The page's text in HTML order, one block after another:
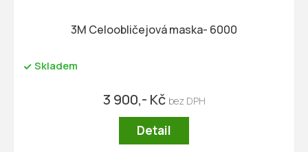
3M Celoobličejová maska- 6000
Skladem
3 900,- Kč
Detail